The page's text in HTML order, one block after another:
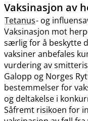
Vaksinasjon av
Tetanus- og
Vaksinasjon mot
særlig for å beskytte
vaksiner anbefales
vurdering av
Galopp og Norges
bestemmelser for
og deltakelse i
Såfremt risikoen for